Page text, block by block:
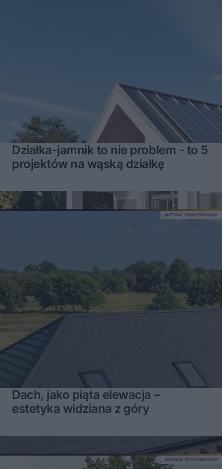
Działka-jamnik to nie problem - to 5
projektów na wąską działkę
Dach, jako piąta elewacja –
estetyka widziana z góry
MATERIAŁ SPONSOROWANY
MATERIAŁ SPONSOROWANY